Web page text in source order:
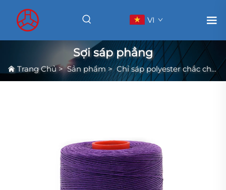
VI
Sợi sáp phẳng
Trang Chủ>Sản phẩm>Chỉ sáp polyester chắc chắn